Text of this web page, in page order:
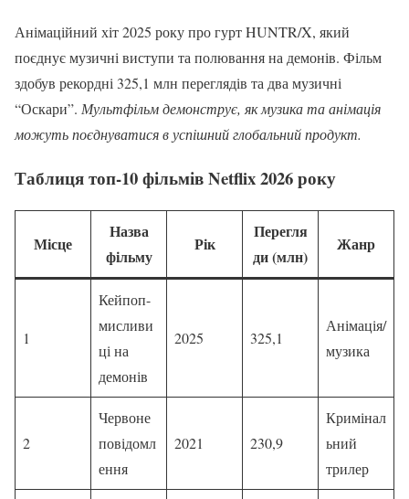
Анімаційний хіт 2025 року про гурт HUNTR/X, який
поєднує музичні виступи та полювання на демонів. Фільм
здобув рекордні 325,1 млн переглядів та два музичні
“Оскари”. Мультфільм демонструє, як музика та анімація
можуть поєднуватися в успішний глобальний продукт.
Таблиця топ-10 фільмів Netflix 2026 року
Місце
Назва
фільму
Рік
Перегля
ди (млн)
Жанр
1
Кейпоп-
мисливи
ці на
демонів
2025 325,1
Анімація/
музика
2
Червоне
повідомл
ення
2021 230,9
Кримінал
ьний
трилер